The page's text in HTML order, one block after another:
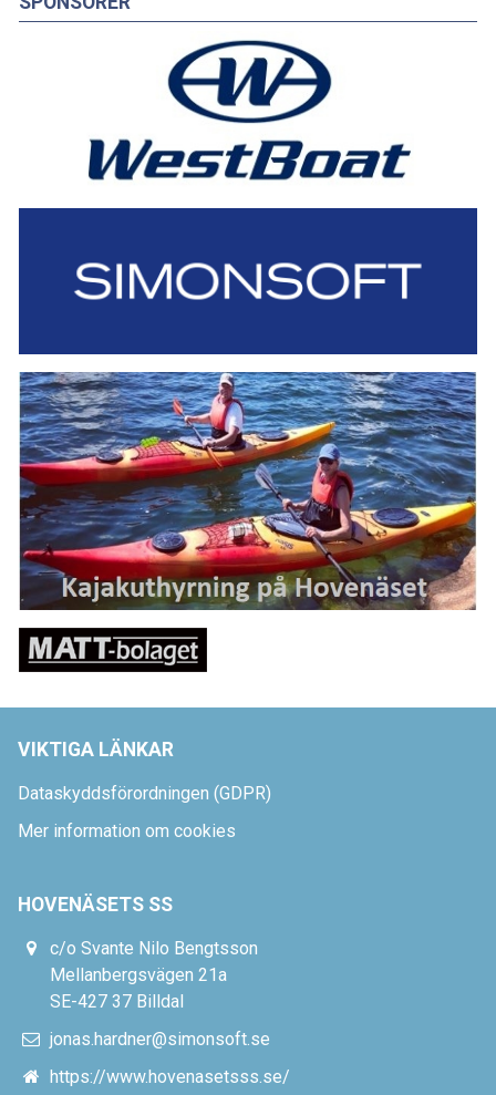
VIKTIGA LÄNKAR
Dataskyddsförordningen (GDPR)
Mer information om cookies
HOVENÄSETS SS
c/o Svante Nilo Bengtsson
Mellanbergsvägen 21a
SE-427 37 Billdal
jonas.hardner@simonsoft.se
https://www.hovenasetsss.se/